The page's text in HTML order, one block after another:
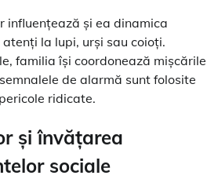
influențează și ea dinamica
la lupi, urși sau coioți.
familia își coordonează mișcările
de alarmă sunt folosite
ridicate.
și învățarea
sociale